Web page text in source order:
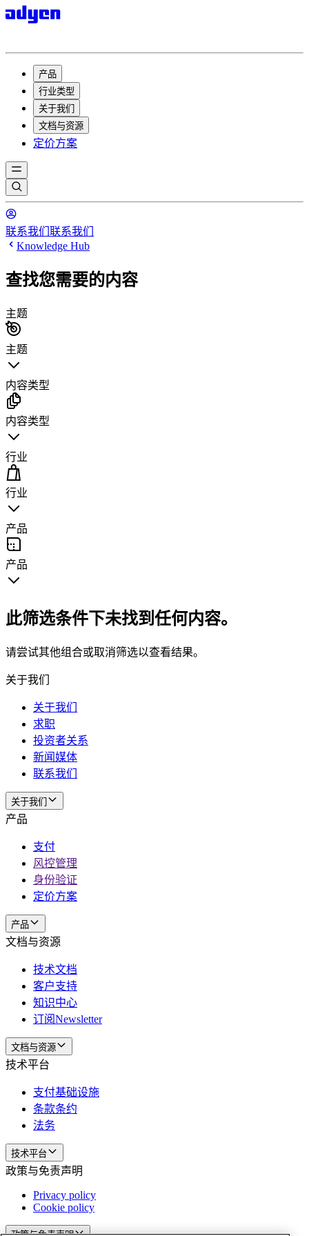
产品
行业类型
关于我们
文档与资源
定价方案
联系我们 联系我们
Knowledge Hub
查找您需要的内容
主题
主题
内容类型
内容类型
行业
行业
产品
产品
此筛选条件下未找到任何内容。
请尝试其他组合或取消筛选以查看结果。
关于我们
关于我们
求职
投资者关系
新闻媒体
联系我们
关于我们
产品
支付
风控管理
身份验证
定价方案
产品
文档与资源
技术文档
客户支持
知识中心
订阅Newsletter
文档与资源
技术平台
支付基础设施
条款条约
法务
技术平台
政策与免责声明
Privacy policy
Cookie policy